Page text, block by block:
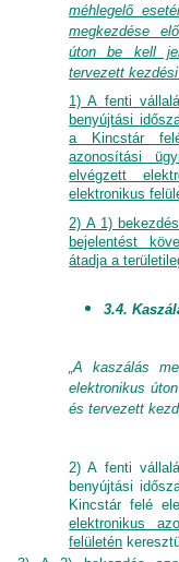
méhlegelő
megkezdése
úton be kell
tervezett
1) A fenti
benyújtási
a Kincstár
azonosítási
elvégzett
elektronikus
2) A 1)
bejelentést
átadja a
3.4.
„A kaszálás
elektronikus
és tervezett
2) A fenti
benyújtási
Kincstár felé
elektronikus
felületén